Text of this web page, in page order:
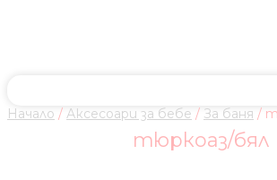
Начало / Аксесоари за бебе / За баня /
тюркоаз/бял